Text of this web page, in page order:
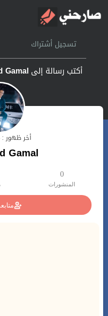
الرئيسية
أشتراك
تسجيل أشتراك
أكتب رسالة إلىGamal
أخر ظهور : منذ
Gamal
0
المنشورات